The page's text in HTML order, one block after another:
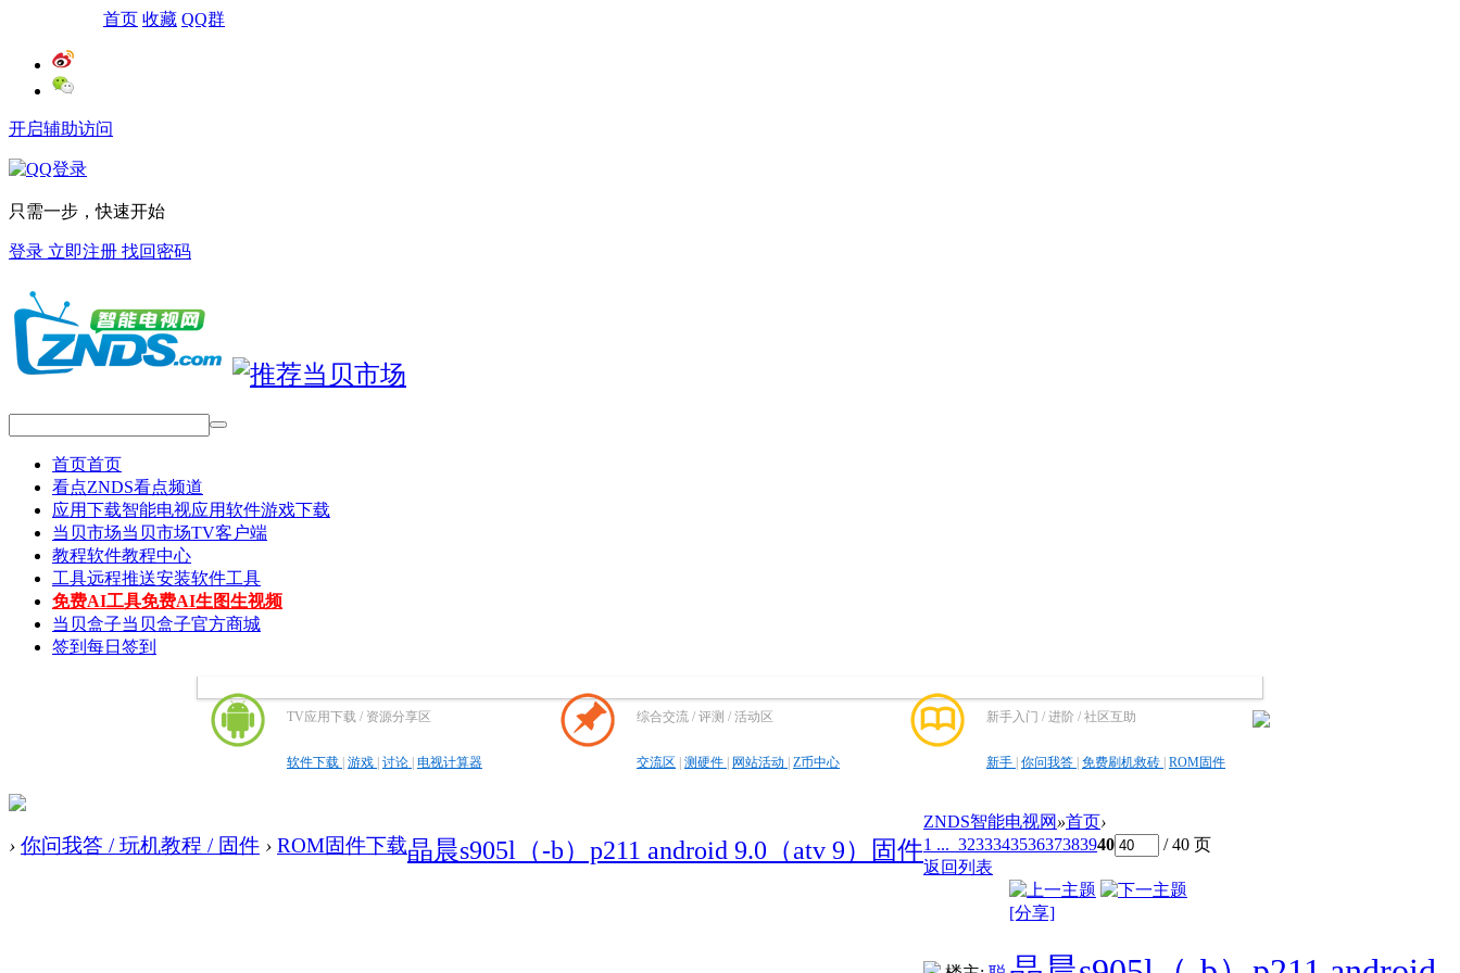
首页 收藏 QQ群
开启辅助访问
只需一步，快速开始
登录 立即注册 找回密码
首页首页
看点ZNDS看点频道
应用下载智能电视应用软件游戏下载
当贝市场当贝市场TV客户端
教程软件教程中心
工具远程推送安装软件工具
免费AI工具免费AI生图生视频
当贝盒子当贝盒子官方商城
签到 每日签到
TV应用下载 / 资源分享区
软件下载 | 游戏 | 讨论 | 电视计算器
综合交流 / 评测 / 活动区
交流区 | 测硬件 | 网站活动 | Z币中心
新手入门 / 进阶 / 社区互助
新手 | 你问我答 | 免费刷机救砖 | ROM固件
ZNDS智能电视网 »首页
› 你问我答 / 玩机教程 / 固件 › ROM固件下载
›
晶晨s905l（-b）p211 android 9.0（atv 9）固件1 ... 323334353637383940
/ 40 页
返回列表
[分享]